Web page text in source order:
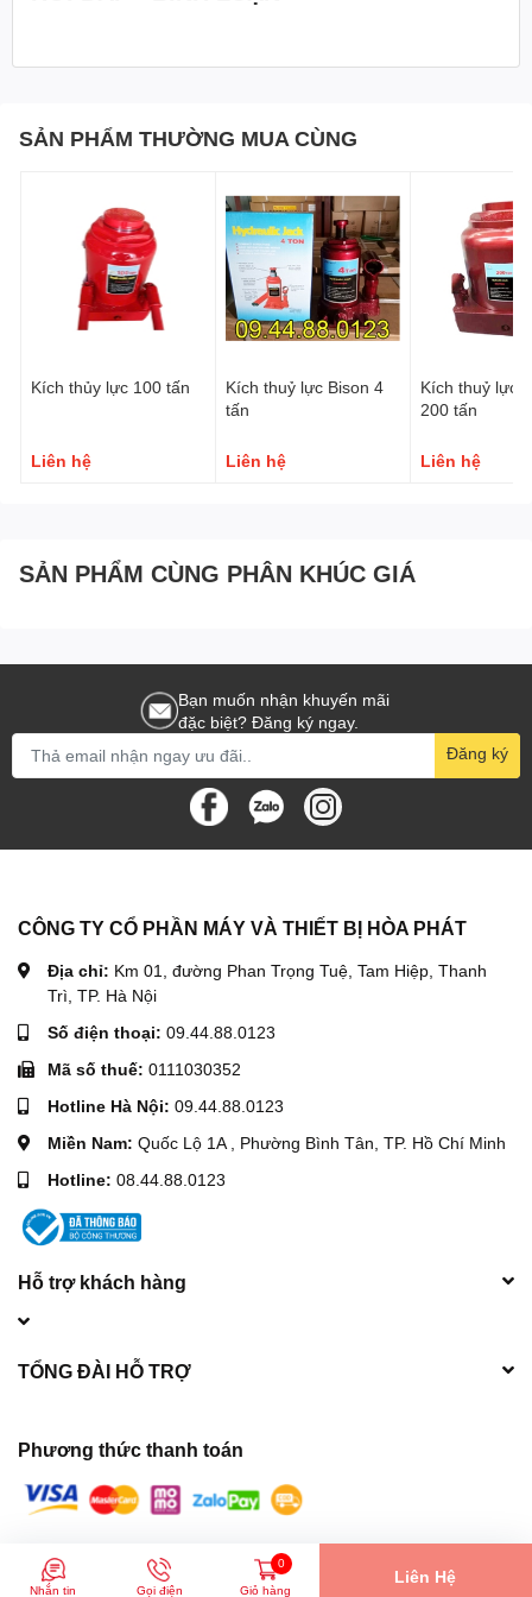
kích được cắt từ thép nguyên tấm thay cho đế đúc truyền
trải qua quá trình xử lý nhiệt đặc biệt để tăng độ bền.
Vít điều chỉnh được sử dụng trên đầu thanh đẩy và có thể
điều chỉnh chiều cao nâng tùy theo tình hình thực tế.
Sản phẩm được nâng cấp liên tục.
Hình ảnh Kích thuỷ lực Bison 5 tấn
SẢN PHẨM THƯỜNG MUA CÙNG
Kích thủy lực 100 tấn
Liên hệ
Kích thuỷ lực Bison 4
tấn
Liên hệ
Kích thuỷ lực
200 tấn
Liên hệ
SẢN PHẨM CÙNG PHÂN KHÚC GIÁ
Bạn muốn nhận khuyến mãi
đặc biệt? Đăng ký ngay.
Đăng ký
CÔNG TY CỔ PHẦN MÁY VÀ THIẾT BỊ HÒA PHÁT
Địa chỉ: Km 01, đường Phan Trọng Tuệ, Tam Hiệp, Thanh
Trì, TP. Hà Nội
Số điện thoại: 09.44.88.0123
Mã số thuế: 0111030352
Hotline Hà Nội: 09.44.88.0123
Miền Nam: Quốc Lộ 1A , Phường Bình Tân, TP. Hồ Chí Minh
Hotline: 08.44.88.0123
Hỗ trợ khách hàng
TỔNG ĐÀI HỖ TRỢ
Phương thức thanh toán
© Bản quyền thuộc về Máy móc xây dựng Hòa Phát
Sapo
Nhắn tin Gọi điện
0
Giỏ hàng
Liên Hệ